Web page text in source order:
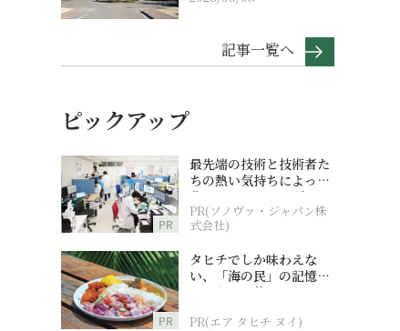
記事一覧へ
ピックアップ
PR
最先端の技術と技術者た
ちの熱い気持ちによって
作られているオーダーメ
イド補聴器
PR(ソノヴァ・ジャパン株
式会社)
PR
タヒチでしか味わえな
い、「海の民」の記憶へ
とつながる旅
PR(エア タヒチ ヌイ)